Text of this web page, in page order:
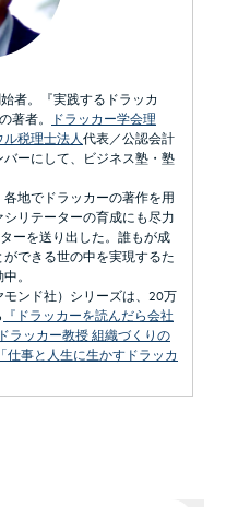
者。『実践するドラッカ
著者。
ドラッカー学会理
ル税理士法人代表／公認会計
バーにして、ビジネス塾・塾
地でドラッカーの著作を用
リテーターの育成にも尽力
ーを送り出した。誰もが成
できる世の中を実現するた
。
モンド社）シリーズは、20万
『ドラッカーを読んだら会社
ドラッカー教授 組織づくりの
仕事と人生に生かすドラッカ